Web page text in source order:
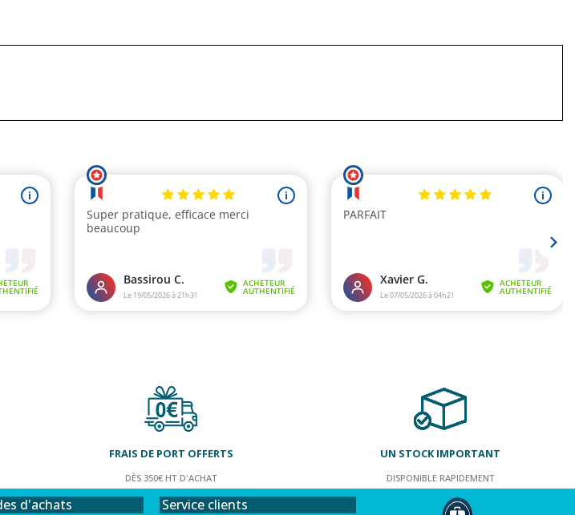
FRAIS DE PORT OFFERTS
DÈS 350€ HT D'ACHAT
UN STOCK IMPORTANT
DISPONIBLE RAPIDEMENT
d'achats Service clients